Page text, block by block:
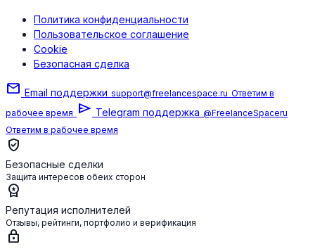
Политика конфиденциальности
Пользовательское соглашение
Cookie
Безопасная сделка
mail Email поддержки support@freelancespace.ru Ответим в
рабочее время send Telegram поддержка @FreelanceSpaceru
Ответим в рабочее время
verified_user
Безопасные сделки
Защита интересов обеих сторон
workspace_premium
Репутация исполнителей
Отзывы, рейтинги, портфолио и верификация
lock